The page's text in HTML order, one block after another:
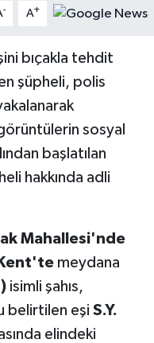
- A+
bıçakla tehdit
şüpheli, polis
sosyal
başlatılan
hakkında adli
Mahallesi'nde
meydana
isimli şahıs,
belirtilen eşi S.Y.
elindeki